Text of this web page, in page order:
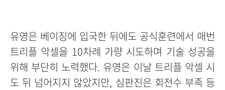
유영은 베이징에 입국한 뒤에도 공식훈련에서 매번
트리플 악셀을 10차례 가량 시도하며 기술 성공을
위해 부단히 노력했다. 유영은 이날 트리플 악셀 시
도 뒤 넘어지지 않았지만, 심판진은 회전수 부족 등